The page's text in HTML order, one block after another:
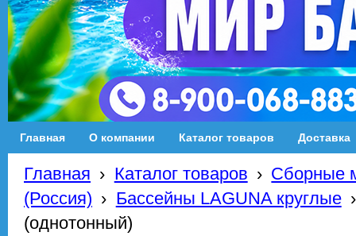
Главная О компании Каталог товаров Доставка
Главная › Каталог товаров › Сборные
(Россия) › Бассейны LAGUNA круглые ›
(однотонный)